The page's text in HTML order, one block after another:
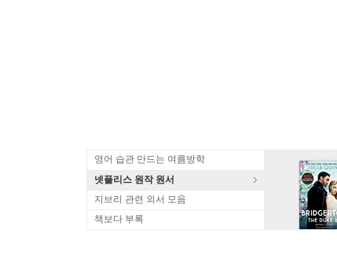
영어 습관 만드는 여름방학
넷플리스 원작 원서
지브리 관련 외서 모음
책보다 부록